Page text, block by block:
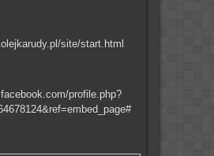
site/start.html
profile.php?